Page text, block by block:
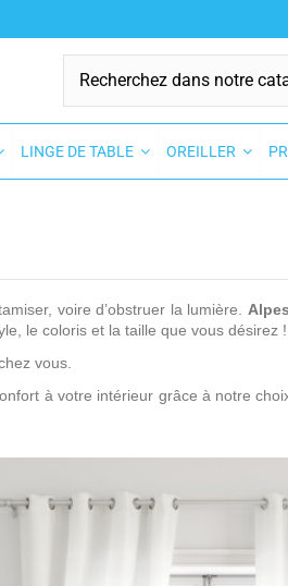
LINGE DE TABLE OREILLER
voire d’obstruer la lumière.
le coloris et la taille que vous désirez !
vous.
à votre intérieur grâce à notre